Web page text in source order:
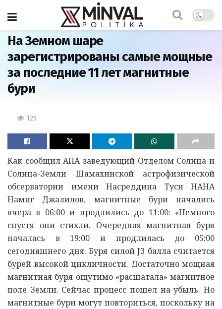
Главная
На Земном шаре
зарегистрированы самые мощные
за последние 11 лет магнитные
бури
125
Как сообщил АПА заведующий Отделом Солнца и
Солнца-Земли Шамахинской астрофизической
обсерватории имени Насреддина Туси НАНА
Намиг Джалилов, магнитные бури начались
вчера в 06:00 и продлились до 11:00: «Немного
спустя они стихли. Очередная магнитная буря
началась в 19:00 и продлилась до 05:00
сегодняшнего дня. Буря силой J3 балла считается
бурей высокой цикличности. Достаточно мощная
магнитная буря ощутимо «расшатала» магнитное
поле Земли. Сейчас процесс пошел на убыль. Но
магнитные бури могут повториться, поскольку на